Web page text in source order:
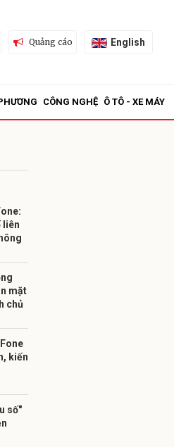
Quảng cáo English
CÔNG NGHỆ Ô TÔ - XE MÁY
liên
mặt
chủ
kiến
số"